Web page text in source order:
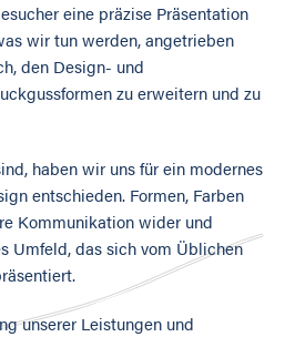
eine präzise Präsentation
wir tun werden, angetrieben
den Design- und
zu erweitern und zu
haben wir uns für ein modernes
entschieden. Formen, Farben
Kommunikation wider und
Umfeld, das sich vom Üblichen
unserer Leistungen und